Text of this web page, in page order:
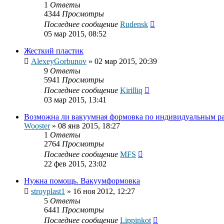
1 Ответы
4344 Просмотры
Последнее сообщение Rudensk
05 мар 2015, 08:52
Жесткий пластик
AlexeyGorbunov » 02 мар 2015, 20:39
9 Ответы
5941 Просмотры
Последнее сообщение Kirilliq
03 мар 2015, 13:41
Возможна ли вакуумная формовка по индивидуальным
Wooster» 08 янв 2015, 18:27
1 Ответы
2764 Просмотры
Последнее сообщение MFS
22 фев 2015, 23:02
Нужна помощь. Вакуумформовка
stroyplast1 » 16 ноя 2012, 12:27
5 Ответы
6441 Просмотры
Последнее сообщение Lippinkot